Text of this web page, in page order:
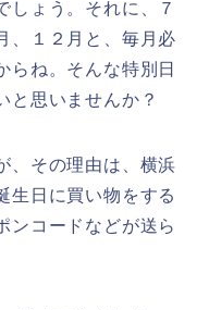
しょう。それに、７
、１２月と、毎月必
らね。そんな特別日
と思いませんか？
、その理由は、横浜
生日に買い物をする
ンコードなどが送ら